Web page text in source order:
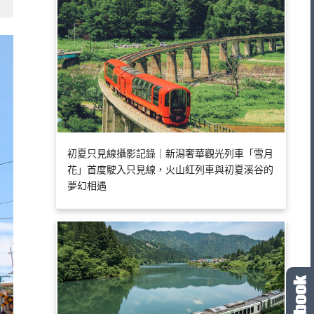
初夏只見線攝影記錄｜新潟奢華觀光列車「雪月
花」首度駛入只見線，火山紅列車與初夏溪谷的
夢幻相遇